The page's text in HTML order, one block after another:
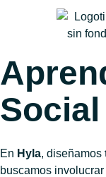
Social
En Hyla, diseñamos
buscamos